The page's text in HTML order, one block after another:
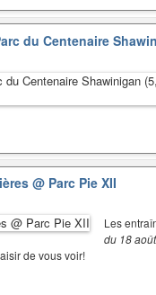
du Centenaire
@ Parc Pie XII
Les
du 18
de vous voir!